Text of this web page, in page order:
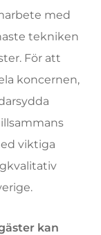
med
tekniken
För att
koncernen,
viktiga
kan